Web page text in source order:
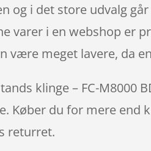
og i det store udvalg
varer i en webshop er
være meget lavere, da
klinge – FC-
Køber du for mere end
returret.